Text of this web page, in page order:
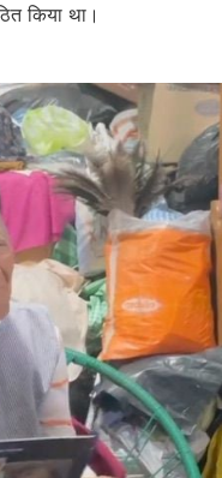
किया था।